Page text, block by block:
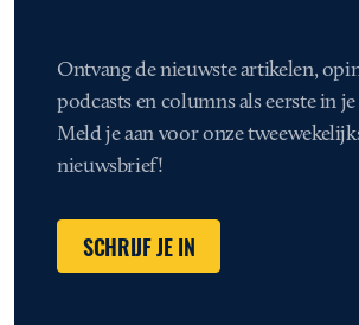
Ontvang de nieuwste artikelen,
podcasts en columns als eerste in
Meld je aan voor onze
nieuwsbrief!
SCHRIJF JE IN